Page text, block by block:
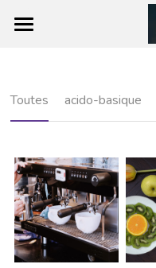
Le jeûne de 7 jours
La préparation
Le Jeûne
Toutes acido-basique